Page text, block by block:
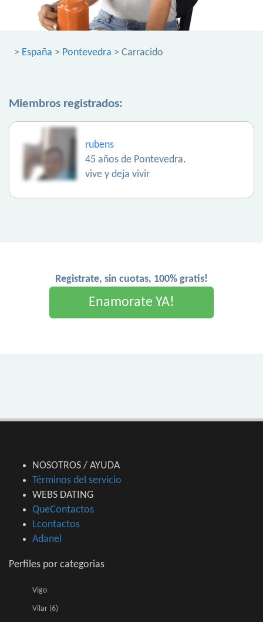
> España > Pontevedra > Carracido
Miembros registrados:
rubens
45 años de Pontevedra.
vive y deja vivir
Registrate, sin cuotas, 100% gratis!
Enamorate YA!
NOSOTROS / AYUDA
Términos del servicio
WEBS DATING
QueContactos
Lcontactos
Adanel
Perfiles por categorias
Vigo
Vilar (6)